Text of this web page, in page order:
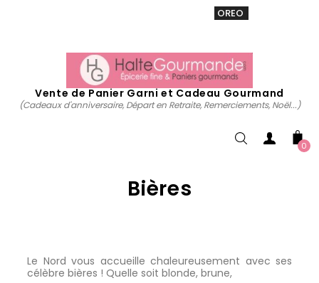
OREO
Vente de Panier Garni et Cadeau Gourmand
(Cadeaux d'anniversaire, Départ en Retraite, Remerciements, Noël...)
0
Bières
Le Nord vous accueille chaleureusement avec ses
célèbre bières ! Quelle soit blonde, brune,